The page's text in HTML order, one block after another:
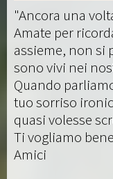
"Ancora una
Amate per
assieme, non si
sono vivi nei
Quando
tuo sorriso
quasi volesse
Ti vogliamo
Amici